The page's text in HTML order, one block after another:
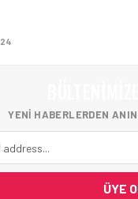
YENI HABERLERDEN
ÜYE